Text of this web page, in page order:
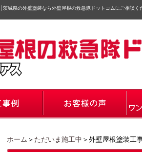
茨城県の外壁塗装なら外壁屋根の救急隊ドットコムにご相談く
ホーム ＞ ただいま施工中 ＞外壁屋根塗装